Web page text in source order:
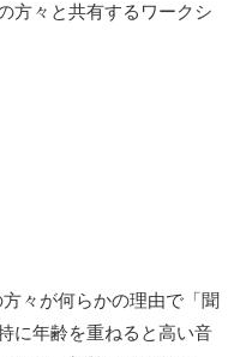
方々と共有するワークシ
々が何らかの理由で「聞
に年齢を重ねると高い音